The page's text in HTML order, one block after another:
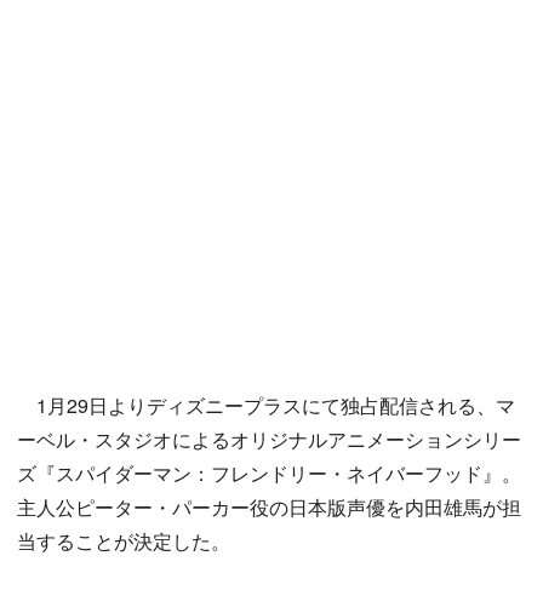
1月29日よりディズニープラスにて独占配信される、マ
ーベル・スタジオによるオリジナルアニメーションシリー
ズ『スパイダーマン：フレンドリー・ネイバーフッド』。
主人公ピーター・パーカー役の日本版声優を内田雄馬が担
当することが決定した。